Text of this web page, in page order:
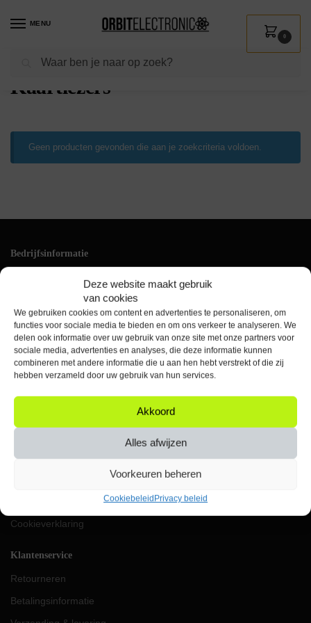
Deze website maakt gebruik
van cookies
We gebruiken cookies om content en advertenties te personaliseren, om
functies voor sociale media te bieden en om ons verkeer te analyseren. We
delen ook informatie over uw gebruik van onze site met onze partners voor
sociale media, advertenties en analyses, die deze informatie kunnen
combineren met andere informatie die u aan hen hebt verstrekt of die zij
hebben verzameld door uw gebruik van hun services.
Akkoord
Alles afwijzen
Voorkeuren beheren
CookiebeleidPrivacy beleid
MENU
Zoeken
0
Shop / Computer / Invoerapparaten
Kaartlezers
Geen producten gevonden die aan je zoekcriteria voldoen.
Bedrijfsinformatie
+31(0)228 528 161
Elke werkdag bereikbaar
tussen 09:00 & 17:00 uur
KVK: 87624419
VAT: NL004453656B91
IBAN: NL69RABO0357049896
Werken bij Orbit
Algemene voorwaarden
Cookieverklaring
Klantenservice
Retourneren
Betalingsinformatie